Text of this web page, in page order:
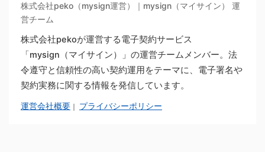
株式会社peko（mysign運営）｜mysign（マイサイン） 運
営チーム
株式会社pekoが運営する電子契約サービス
「mysign（マイサイン）」の運営チームメンバー。法
令遵守と信頼性の高い契約運用をテーマに、電子署名や
契約実務に関する情報を発信しています。
運営会社概要 ｜ プライバシーポリシー